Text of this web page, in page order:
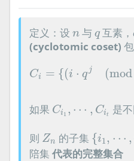
定义：设n
n与q
q互素，
(cyclotomic coset)
Ci = {(i ⋅ qj (mod
C (i j( mod
如果 Ci1 , ⋯ , Cit
Ci it 是
则 Zn
Zn 的子集 {i1, ⋯ ,
{i1
陪集代表的完整集合